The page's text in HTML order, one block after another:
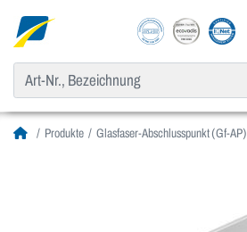
Produkte Glasfaser-Abschlusspunkt (Gf-AP)